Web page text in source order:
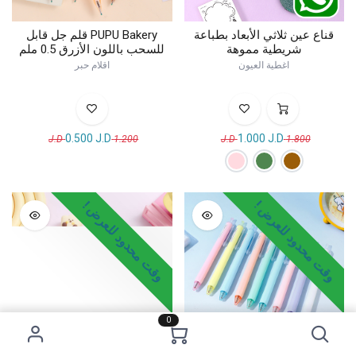
0
قناع عين ثلاثي الأبعاد بطباعة
شريطية مموهة
اغطية العيون
1.800
J.D
1.000 J.D
PUPU Bakery قلم جل قابل
للسحب باللون الأزرق 0.5 ملم
اقلام حبر
1.200
J.D
0.500 J.D
وقت محدود للعرض ! وقت محدود للعرض !